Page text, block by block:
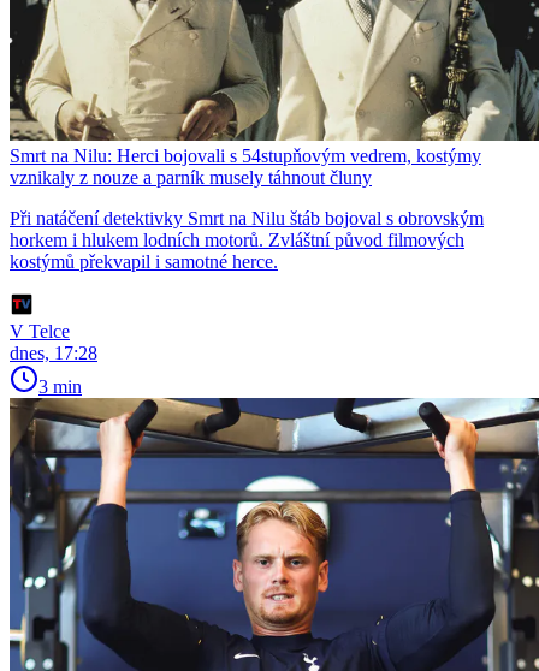
Smrt na Nilu: Herci bojovali s 54stupňovým vedrem, kostýmy
vznikaly z nouze a parník musely táhnout čluny
Při natáčení detektivky Smrt na Nilu štáb bojoval s obrovským
horkem i hlukem lodních motorů. Zvláštní původ filmových
kostýmů překvapil i samotné herce.
V Telce
dnes, 17:28
3 min